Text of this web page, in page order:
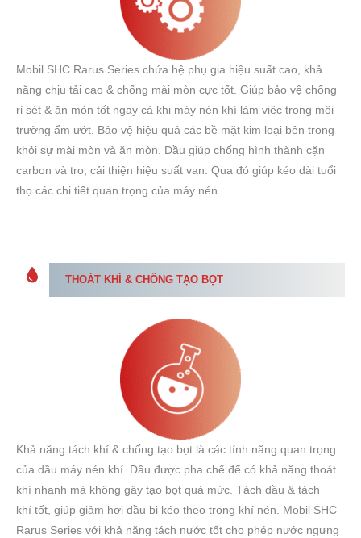
Mobil SHC Rarus Series chứa hệ phụ gia hiệu suất cao, khả
năng chịu tải cao & chống mài mòn cực tốt. Giúp bảo vệ chống
rỉ sét & ăn mòn tốt ngay cả khi máy nén khí làm việc trong môi
trường ẩm ướt. Bảo vệ hiệu quả các bề mặt kim loại bên trong
khỏi sự mài mòn và ăn mòn. Dầu giúp chống hình thành cặn
carbon và tro, cải thiện hiệu suất van. Qua đó giúp kéo dài tuổi
thọ các chi tiết quan trọng của máy nén.
THOÁT KHÍ & CHỐNG TẠO BỌT
Khả năng tách khí & chống tạo bọt là các tính năng quan trọng
của dầu máy nén khí. Dầu được pha chế để có khả năng thoát
khí nhanh mà không gây tạo bọt quá mức. Tách dầu & tách
khí tốt, giúp giảm hơi dầu bị kéo theo trong khí nén. Mobil SHC
Rarus Series với khả năng tách nước tốt cho phép nước ngưng